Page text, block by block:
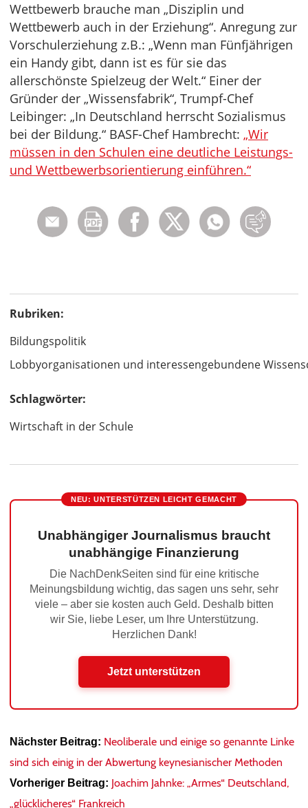
Wettbewerb brauche man „Disziplin und
Wettbewerb auch in der Erziehung“. Anregung zur
Vorschulerziehung z.B.: „Wenn man Fünfjährigen
ein Handy gibt, dann ist es für sie das
allerschönste Spielzeug der Welt.“ Einer der
Gründer der „Wissensfabrik“, Trumpf-Chef
Leibinger: „In Deutschland herrscht Sozialismus
bei der Bildung.“ BASF-Chef Hambrecht: „Wir
müssen in den Schulen eine deutliche Leistungs-
und Wettbewerbsorientierung einführen.“
Rubriken:
Bildungspolitik
Lobbyorganisationen und interessengebundene
Schlagwörter:
Wirtschaft in der Schule
NEU: UNTERSTÜTZEN LEICHT GEMACHT
Unabhängiger Journalismus braucht
unabhängige Finanzierung
Die NachDenkSeiten sind für eine kritische
Meinungsbildung wichtig, das sagen uns sehr, sehr
viele – aber sie kosten auch Geld. Deshalb bitten
wir Sie, liebe Leser, um Ihre Unterstützung.
Herzlichen Dank!
Jetzt unterstützen
Nächster Beitrag: Neoliberale und einige so genannte Linke
sind sich einig in der Abwertung keynesianischer Methoden
Vorheriger Beitrag: Joachim Jahnke: „Armes“ Deutschland,
„glücklicheres“ Frankreich